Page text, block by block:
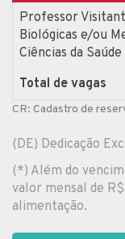
Professor
Biológicas e/ou
Ciências da Saúde
Total de vagas
CR: Cadastro de
(DE) Dedicação
(*) Além do
valor mensal de
alimentação.